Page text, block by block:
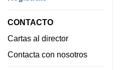
CONTACTO
Cartas al director
Contacta con nosotros